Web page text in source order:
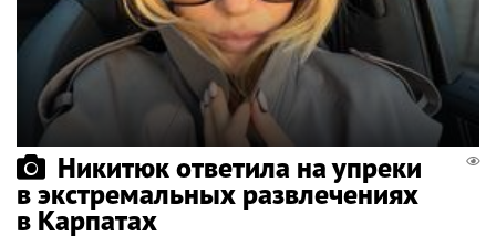
Никитюк ответила на упреки
в экстремальных развлечениях
в Карпатах